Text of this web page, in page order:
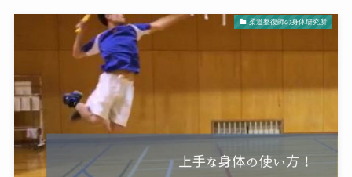
柔道整復師の身体研究所